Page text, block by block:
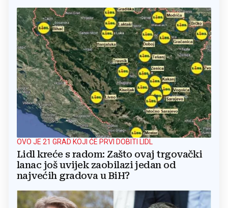
OVO JE 21 GRAD KOJI ĆE PRVI DOBITI LIDL
Lidl kreće s radom: Zašto ovaj trgovački
lanac još uvijek zaobilazi jedan od
najvećih gradova u BiH?